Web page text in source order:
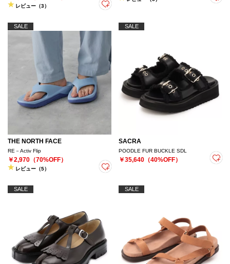
レビュー（3）
SALE
THE NORTH FACE
RE－Activ Flip
￥2,970（70%OFF）
レビュー（5）
SALE
SACRA
POODLE FUR BUCKLE SDL
￥35,640（40%OFF）
SALE SALE